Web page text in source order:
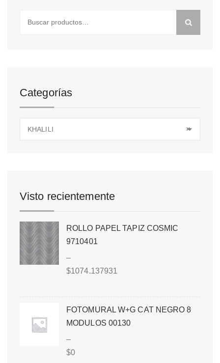
Categorías
×
KHALILI
Visto recientemente
ROLLO PAPEL TAPIZ COSMIC
9710401
–
$1074.137931
FOTOMURAL W+G CAT NEGRO 8
MODULOS 00130
–
$0